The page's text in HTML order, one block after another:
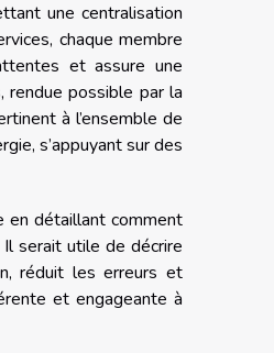
une centralisation
chaque membre
et assure une
rendue possible par la
à l’ensemble de
s’appuyant sur des
en détaillant comment
serait utile de décrire
réduit les erreurs et
et engageante à